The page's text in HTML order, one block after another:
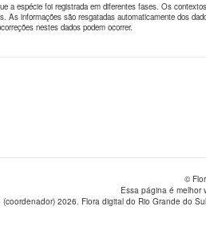
a espécie foi registrada em diferentes fases. Os
As informações são resgatadas automaticamente dos
nestes dados podem ocorrer.
©
Essa página é melhor
(coordenador) 2026. Flora digital do Rio Grande do